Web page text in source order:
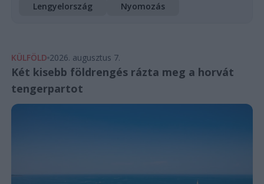
Lengyelország
Nyomozás
KÜLFÖLD 2026. augusztus 7.
Két kisebb földrengés rázta meg a horvát
tengerpartot